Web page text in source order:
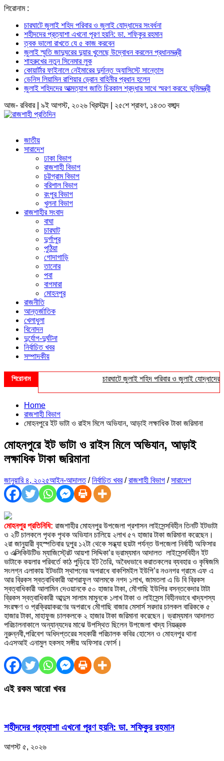
শিরোনাম :
চারঘাটে জুলাই শহিদ পরিবার ও জুলাই যোদ্ধাদের সংবর্ধনা
শহীদদের প্রত্যাশা এখনো পূরণ হয়নি: ডা. শফিকুর রহমান
ত্বক ভালো রাখতে যে ৫ কাজ করবেন
জুলাই স্মৃতি জাদুঘরের দুয়ার খুলেছে উদ্বোধন করলেন প্রধানমন্ত্রী
শাহরুখের নতুন সিনেমার লুক
কোয়ার্টার ফাইনালে নেইমারের দুর্দান্ত অ্যাসিস্টে সান্তোস
ডেনিস লিয়ামিন রাশিয়ার ড্রোন বাহিনীর প্রধান হলেন
জুলাই শহিদদের আত্মত্যাগ জাতি চিরকাল শ্রদ্ধার সাথে স্মরণ করবে: ভূমিমন্ত্রী
আজ- রবিবার | ৯ই আগস্ট, ২০২৬ খ্রিস্টাব্দ | ২৫শে শ্রাবণ, ১৪৩৩ বঙ্গাব্দ
জাতীয়
সারাদেশ
ঢাকা বিভাগ
রাজশাহী বিভাগ
চট্টগ্রাম বিভাগ
বরিশাল বিভাগ
রংপুর বিভাগ
খুলনা বিভাগ
রাজশাহীর সংবাদ
বাঘা
চারঘাট
দুর্গাপুর
পুঠিয়া
গোদাগাড়ি
তানোর
পবা
বাগমারা
মোহনপুর
রাজনীতি
আন্তর্জাতিক
খেলাধুলা
বিনোদন
দুর্যোগ-দুর্ঘটনা
নির্বাচিত খবর
সম্পাদকীয়
শিরোনাম চারঘাটে জুলাই শহিদ পরিবার ও জুলাই যোদ্ধাদের
Home
রাজশাহী বিভাগ
মোহনপুরে ইট ভাটা ও রাইস মিলে অভিযান, আড়াই লক্ষাধিক টাকা জরিমানা
মোহনপুরে ইট ভাটা ও রাইস মিলে অভিযান, আড়াই
লক্ষাধিক টাকা জরিমানা
জানুয়ারি ৪, ২০২৫আইন-আদালত/নির্বাচিত খবর/রাজশাহী বিভাগ /সারাদেশ
মোহনপুর প্রতিনিধি: রাজশাহীর মোহনপুর উপজেলা প্রশাসন লাইসেন্সবিহীন তিনটি ইটভাটা
ও ২টি চালকলে পৃথক পৃথক অভিযান চালিয়ে ২লাখ ৫৭ হাজার টাকা জরিমানা করেছেন।
২রা জানুয়ারী বৃহস্পতিবার দুপুর ১২টা থেকে সন্ধ্যা ছয়টা পর্যন্ত উপজেলা নির্বাহী অফিসার
ও এক্সিকিউটিভ ম্যাজিস্ট্রেট আয়শা সিদ্দিকা’র ভ্রাম্যমান আদালত লাইসেন্সবিহীন ইট
ভাটাকে কয়লার পরিবর্তে কাঠ পুড়িয়ে ইট তৈরি, অবৈধভাবে করাতকলের ব্যবহার ও কৃষিজমি
সংলগ্ন এলাকায় ইটভাটা স্থাপনের অপরাধে বাকশিমইল ইউপি’র নওনগর গ্রামে এফ এ
আর ব্রিকস স্বত্বাধিকারী আশরাফুল আলমকে নগদ ১লাখ, জামতলা এ ডি বি ব্রিকস
স্বত্বাধিকারী আলামিন দেওয়ানকে ৫০ হাজার টাকা, মৌগাছি ইউপির বসন্তকেদার টাটা
ব্রিকস স্বত্বাধিকারী আব্দুস সালাম মামুনকে ১লাখ টাকা ও লাইসেন্স বিহীনভাবে খাদ্যশস্য
সংরক্ষণ ও প্রক্রিয়াকরণের অপরাধে মৌগাছি বাজার মেসার্স সরদার চালকল বারিককে ৫
হাজার টাকা, মাহাফুজ চালকলকে ২ হাজার টাকা জরিমানা করেছেন। ভ্রাম্যমান আদালত
পরিচালনাকালে অন্যান্যদের মাঝে উপস্থিত ছিলেন উপজেলা খাদ্য নিয়ন্ত্রক
নুরুন্নবী,পরিবেশ অধিদপ্তরের সহকারী পরিচালক কবির হোসেন ও মোহনপুর থানা
এএসআই এনামুল হকসহ সঙ্গীয় অফিসার ফোর্স।
এই রকম আরো খবর
শহীদদের প্রত্যাশা এখনো পূরণ হয়নি: ডা. শফিকুর রহমান
আগস্ট ৫, ২০২৬